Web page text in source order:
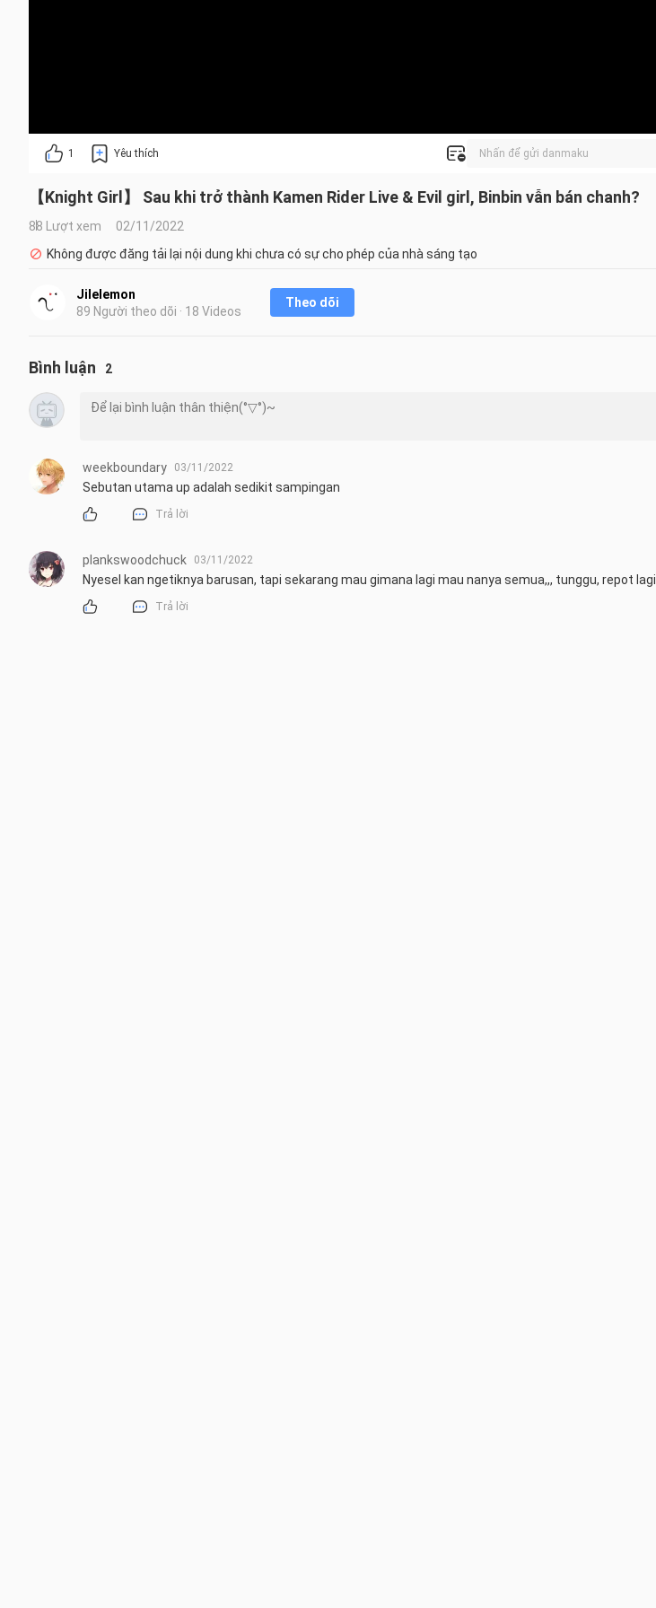
1 Yêu thích
【Knight Girl】 Sau khi trở thành Kamen Rider Live & Evil girl, Binbin vẫn bán chanh?
88 Lượt xem
02/11/2022
Không được đăng tải lại nội dung khi chưa có sự cho phép của nhà sáng tạo
Jilelemon
89 Người theo dõi · 18 Videos
Theo dõi
Bình luận 2
weekboundary 03/11/2022
Sebutan utama up adalah sedikit sampingan
Trả lời
plankswoodchuck 03/11/2022
Nyesel kan ngetiknya barusan, tapi sekarang mau gimana lagi mau nanya semua,,, tunggu, repot lagi
Trả lời